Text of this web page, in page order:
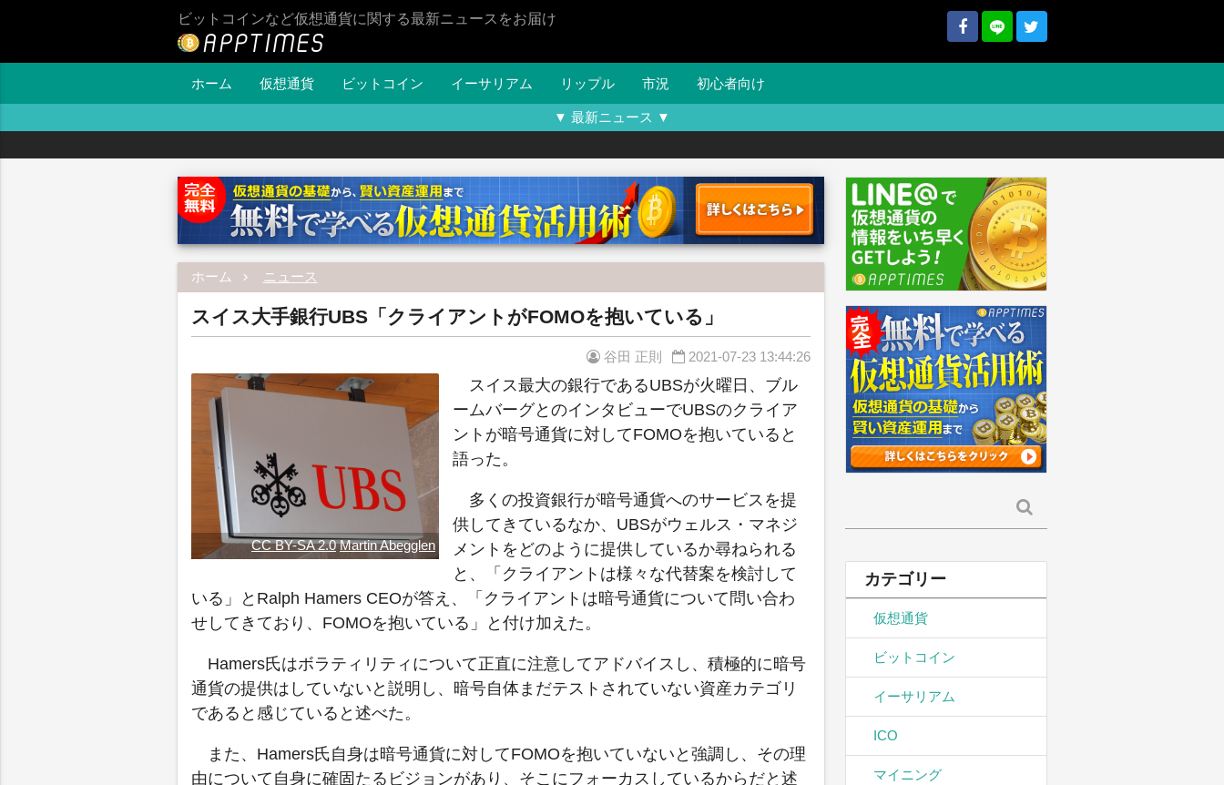
ビットコインなど仮想通貨に関する最新ニュースをお届け
ホーム 仮想通貨 ビットコイン イーサリアム リップル 市況 初心者向け
▼ 最新ニュース ▼
ホーム ニュース
スイス大手銀行UBS「クライアントがFOMOを抱いている」
谷田 正則 2021-07-23 13:44:26
CC BY-SA 2.0 Martin Abegglen
スイス最大の銀行であるUBSが火曜日、ブル
ームバーグとのインタビューでUBSのクライア
ントが暗号通貨に対してFOMOを抱いていると
語った。
多くの投資銀行が暗号通貨へのサービスを提
供してきているなか、UBSがウェルス・マネジ
メントをどのように提供しているか尋ねられる
と、「クライアントは様々な代替案を検討して
いる」とRalph Hamers CEOが答え、「クライアントは暗号通貨について問い合わ
せしてきており、FOMOを抱いている」と付け加えた。
Hamers氏はボラティリティについて正直に注意してアドバイスし、積極的に暗号
通貨の提供はしていないと説明し、暗号自体まだテストされていない資産カテゴリ
であると感じていると述べた。
また、Hamers氏自身は暗号通貨に対してFOMOを抱いていないと強調し、その理
由について自身に確固たるビジョンがあり、そこにフォーカスしているからだと述
索:
カテゴリー
仮想通貨
ビットコイン
イーサリアム
ICO
マイニング